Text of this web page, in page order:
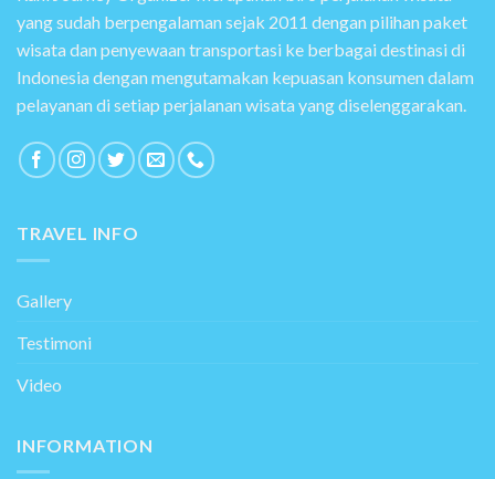
yang sudah berpengalaman sejak 2011 dengan pilihan paket
wisata dan penyewaan transportasi ke berbagai destinasi di
Indonesia dengan mengutamakan kepuasan konsumen dalam
pelayanan di setiap perjalanan wisata yang diselenggarakan.
TRAVEL INFO
Gallery
Testimoni
Video
INFORMATION